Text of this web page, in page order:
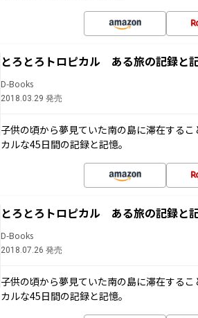
とろとろトロピカル ある旅の記録と
D-Books
2018.03.29 発売
子供の頃から夢見ていた南の島に滞在する
カルな45日間の記録と記憶。
とろとろトロピカル ある旅の記録と
D-Books
2018.07.26 発売
子供の頃から夢見ていた南の島に滞在する
カルな45日間の記録と記憶。